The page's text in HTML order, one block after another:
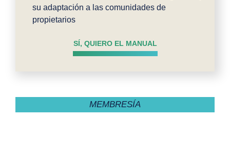
su adaptación a las comunidades de
propietarios
SÍ, QUIERO EL MANUAL
MEMBRESÍA